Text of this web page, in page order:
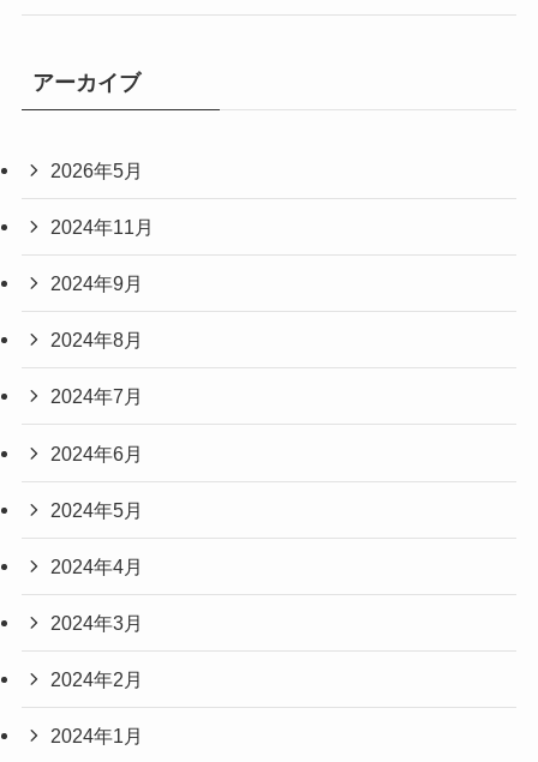
アーカイブ
2026年5月
2024年11月
2024年9月
2024年8月
2024年7月
2024年6月
2024年5月
2024年4月
2024年3月
2024年2月
2024年1月